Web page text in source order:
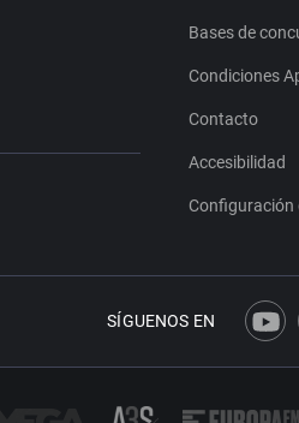
Bases de
Condiciones
Contacto
Accesibilidad
Configuración
SÍGUENOS EN